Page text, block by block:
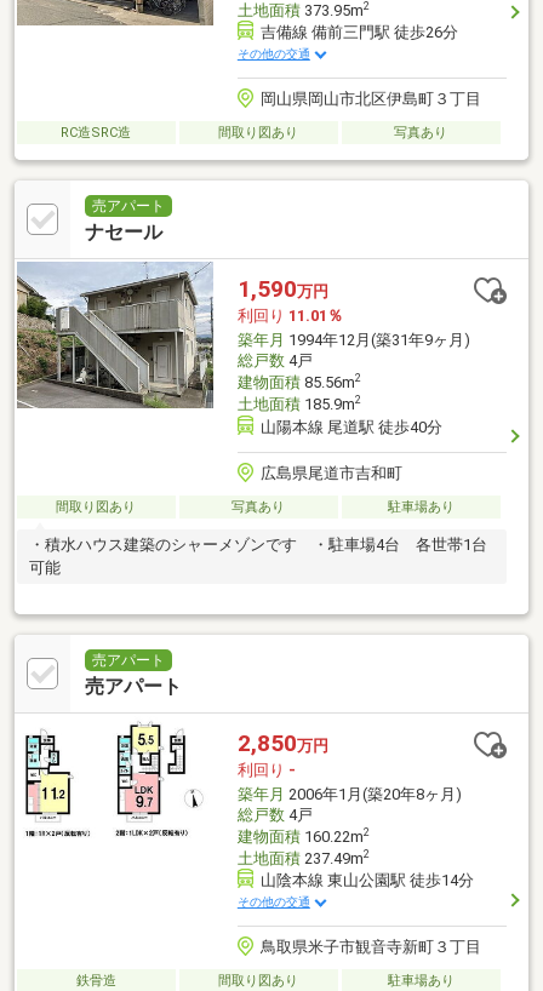
土地面積373.95m2
吉備線 備前三門駅 徒歩26分
その他の交通
岡山県岡山市北区伊島町３丁目
RC造SRC造 間取り図あり 写真あり
売アパート
ナセール
1,590万円
利回り 11.01％
築年月 1994年12月(築31年9ヶ月)
総戸数4戸
建物面積85.56m2
土地面積185.9m2
山陽本線 尾道駅 徒歩40分
広島県尾道市吉和町
間取り図あり 写真あり 駐車場あり
・積水ハウス建築のシャーメゾンです ・駐車場4台 各世帯1台
可能
売アパート
売アパート
2,850万円
利回り -
築年月 2006年1月(築20年8ヶ月)
総戸数4戸
建物面積160.22m2
土地面積237.49m2
山陰本線 東山公園駅 徒歩14分
その他の交通
鳥取県米子市観音寺新町３丁目
鉄骨造 間取り図あり 駐車場あり